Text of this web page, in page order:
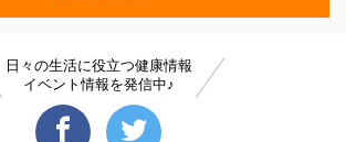
日々の生活に役立つ健康情報
イベント情報を発信中♪